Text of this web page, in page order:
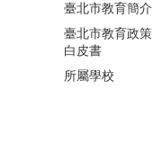
臺北市教育簡介
臺北市教育政策
白皮書
所屬學校